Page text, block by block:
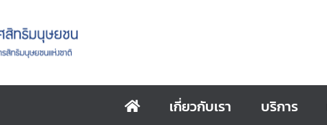
เกี่ยวกับเรา บริการ